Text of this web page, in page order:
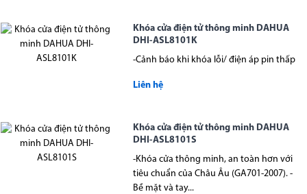
Khóa cửa điện tử thông minh DAHUA
DHI-ASL8101K
-Cảnh báo khi khóa lỗi/ điện áp pin thấp
Liên hệ
Khóa cửa điện tử thông minh DAHUA
DHI-ASL8101S
-Khóa cửa thông minh, an toàn hơn với
tiêu chuẩn của Châu Âu (GA701-2007). -
Bề mặt và tay...